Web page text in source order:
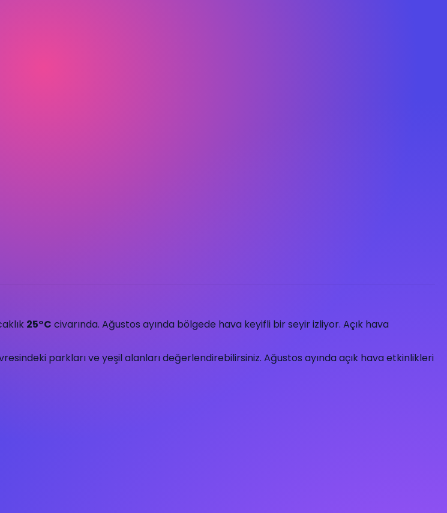
25°C civarında. Ağustos ayında bölgede hava keyifli bir seyir izliyor. Açık hava
parkları ve yeşil alanları değerlendirebilirsiniz. Ağustos ayında açık hava etkinlikleri